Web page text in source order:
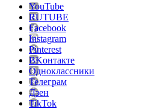
YouTube
RUTUBE
Facebook
Instagram
Pinterest
ВKонтакте
Одноклассники
Телеграм
Дзен
TikTok